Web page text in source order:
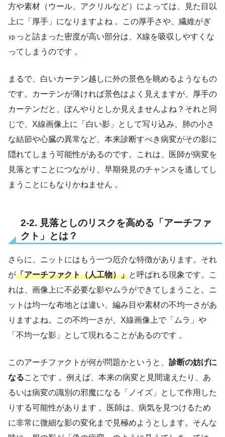
方や素材（ウール、アクリルなど）によっては、見た目以
上に「厚手」になりますよね 。この厚手さや、繊維がぎ
ゅっと詰まった密度が高い部分は、X線を吸収しやすくな
ってしまうのです 。
まるで、白いカーテン越しに外の景色を眺めるようなもの
です。カーテンが薄ければ景色はよく見えますが、厚手の
カーテンだと、ぼんやりとしか見えませんよね？それと同
じで、X線画像上に「白い影」として写り込み、肺の小さ
な結節や心臓の異常など、本来診断すべき病変がその影に
隠れてしまう可能性があるのです。これは、医師が病変を
見落とすことにつながり、早期発見のチャンスを逃してし
まうことにもなりかねません 。
2-2. 見落としのリスクを高める「アーチファ
クト」とは？
さらに、ニットにはもう一つ厄介な特徴があります。それ
が「アーチファクト（人工物）」と呼ばれる現象です。こ
れは、画像上に不必要な影やムラができてしまうこと。ニ
ットは均一な布地とは違い、編み目や素材の不均一さがあ
りますよね。この不均一さが、X線画像上で「ムラ」や
「不均一な影」として現れることがあるのです 。
このアーチファクトが何が問題かというと、 診断の妨げに
なることです 。例えば、本来の病変と見間違えたり、あ
るいは病変の識別の邪魔になる「ノイズ」として作用した
りする可能性があります 。医師は、病気を見つけるため
に非常に微細な影の変化まで見極めようとします。そんな